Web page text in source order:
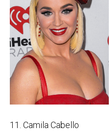
11. Camila Cabello